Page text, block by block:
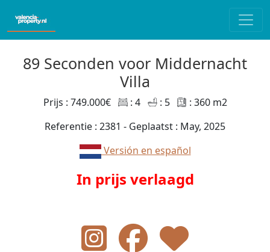
89 Seconden voor Middernacht
Villa
Prijs : 749.000€ : 4 : 5
: 360 m2
Referentie : 2381 - Geplaatst : May, 2025
Versión en español
In prijs verlaagd